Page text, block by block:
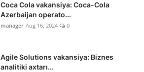
Coca Cola vakansiya: Coca-Cola
Azerbaijan operato...
manager Aug 16, 2024 0
Agile Solutions vakansiya: Biznes
analitiki axtarı...